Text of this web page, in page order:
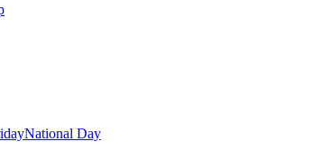
National Day